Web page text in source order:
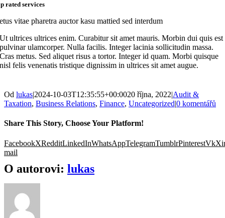
rated services
vitae pharetra auctor kasu mattied sed interdum
Ut ultrices ultrices enim. Curabitur sit amet mauris. Morbin dui quis est
pulvinar ulamcorper. Nulla facilis. Integer lacinia sollicitudin massa.
Cras metus. Sed aliquet risus a tortor. Integer id quam. Morbi quisque
nisl felis venenatis tristique dignissim in ultrices sit amet augue.
Od lukas|2024-10-03T12:35:55+00:0020 října, 2022|Audit &
Taxation, Business Relations, Finance, Uncategorized|0 komentářů
Share This Story, Choose Your Platform!
FacebookXRedditLinkedInWhatsAppTelegramTumblrPinterestVk
mail
O autorovi: lukas